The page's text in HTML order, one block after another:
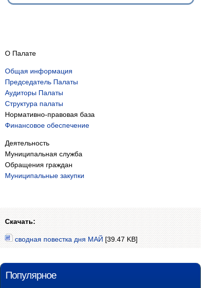
О Палате
Общая информация
Председатель Палаты
Аудиторы Палаты
Структура палаты
Нормативно-правовая база
Финансовое обеспечение
Деятельность
Муниципальная служба
Обращения граждан
Муниципальные закупки
Скачать:
сводная повестка дня МАЙ [39.47 KB]
Популярное